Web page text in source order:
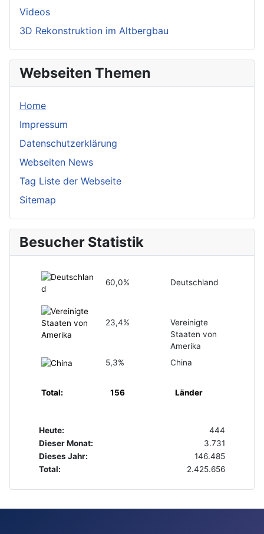
Videos
3D Rekonstruktion im Altbergbau
Webseiten Themen
Home
Impressum
Datenschutzerklärung
Webseiten News
Tag Liste der Webseite
Sitemap
Besucher Statistik
60,0% Deutschland
23,4%
Vereinigte
Staaten von
Amerika
5,3%
China
Total: 156 Länder
Heute:
444
Dieser Monat:
3.731
Dieses Jahr:
146.485
Total:
2.425.656